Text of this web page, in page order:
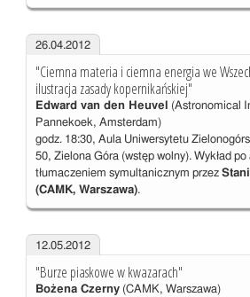
26.04.2012
"Ciemna materia i ciemna energia we
ilustracja zasady kopernikańskiej"
Edward van den Heuvel
(Astronomical
Pannekoek, Amsterdam)
godz. 18:30, Aula Uniwersytetu
50, Zielona Góra (wstęp wolny). Wykład
tłumaczeniem symultanicznym przez
(CAMK, Warszawa).
12.05.2012
"Burze piaskowe w kwazarach"
Bożena Czerny(CAMK, Warszawa)